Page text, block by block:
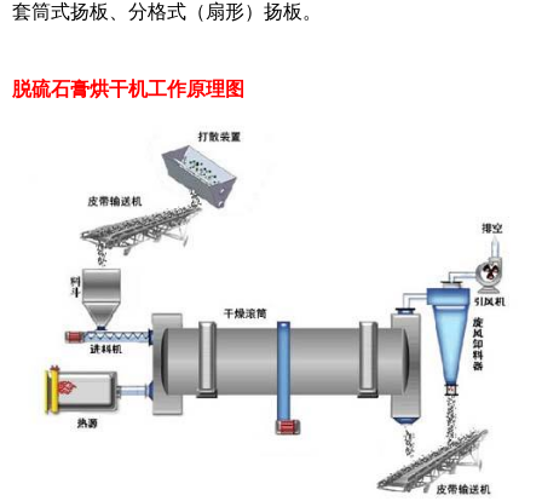
套筒式扬板、分格式（扇形）扬板。
脱硫石膏烘干机工作原理图